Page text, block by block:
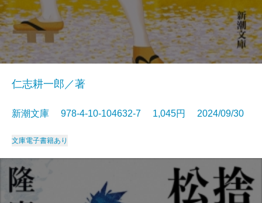
仁志耕一郎／著
新潮文庫 978-4-10-104632-7 1,045円 2024/09/30
文庫電子書籍あり